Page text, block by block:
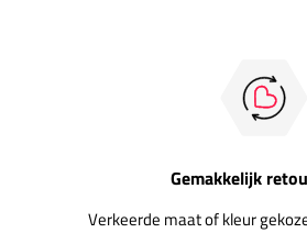
Gemakkelijk
Verkeerde maat of kleur